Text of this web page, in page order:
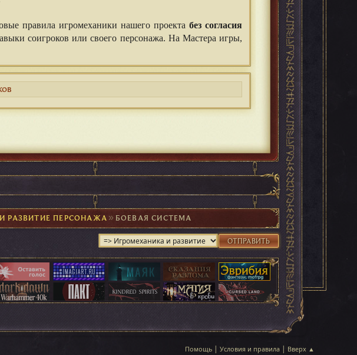
правила игромеханики нашего проекта без согласия
соигроков или своего персонажа. На Мастера игры,
РАЗВИТИЕ ПЕРСОНАЖА ►БОЕВАЯ СИСТЕМА
Помощь | Условия и правила | Вверх ▲